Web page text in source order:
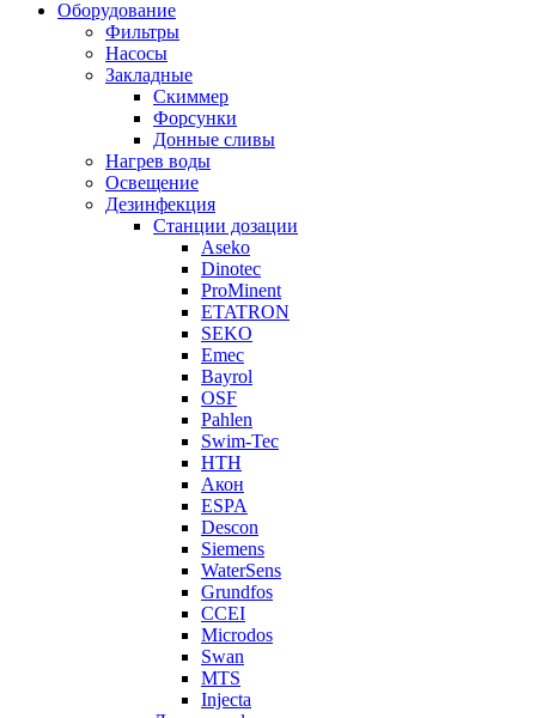
Оборудование
Фильтры
Насосы
Закладные
Скиммер
Форсунки
Донные сливы
Нагрев воды
Освещение
Дезинфекция
Станции дозации
Aseko
Dinotec
ProMinent
ETATRON
SEKO
Emec
Bayrol
OSF
Pahlen
Swim-Tec
НТН
Акон
ESPA
Descon
Siemens
WaterSens
Grundfos
CCEI
Microdos
Swan
MTS
Injecta